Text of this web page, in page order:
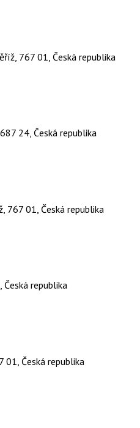
767 01, Česká republika
24, Česká republika
767 01, Česká republika
republika
Česká republika